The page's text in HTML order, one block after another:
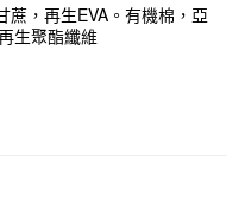
，再生EVA。有機棉，亞
生聚酯纖維